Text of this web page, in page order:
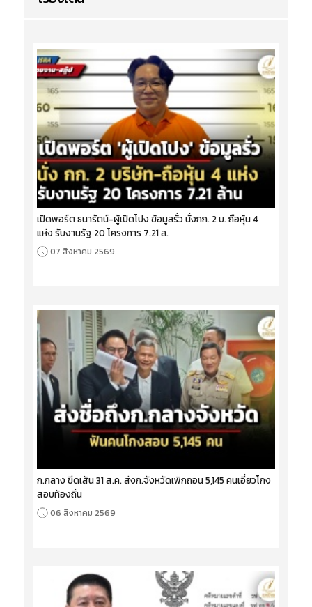
เปิดพอร์ต ธนารัตน์-ผู้เปิดโปง ข้อมูลรั่ว นั่งกก. 2 บ. ถือหุ้น 4
แห่ง รับงานรัฐ 20 โครงการ 7.21 ล.
07 สิงหาคม 2569
ก.กลาง ขีดเส้น 31 ส.ค. ส่งก.จังหวัดเพิกถอน 5,145 คนเอี่ยวโกง
สอบท้องถิ่น
06 สิงหาคม 2569